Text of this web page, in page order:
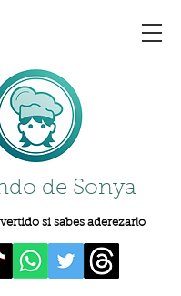
de Sonya
si sabes aderezarlo